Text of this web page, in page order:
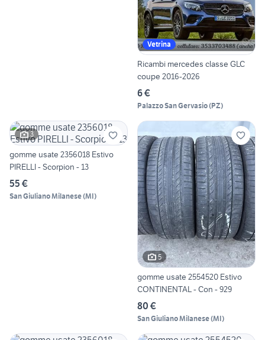
Vetrina
Ricambi mercedes classe GLC
coupe 2016-2026
6 €
Palazzo San Gervasio(PZ)
3
gomme usate 2356018 Estivo
PIRELLI - Scorpion - 13
55 €
San Giuliano Milanese(MI)
5
gomme usate 2554520 Estivo
CONTINENTAL - Con - 929
80 €
San Giuliano Milanese(MI)